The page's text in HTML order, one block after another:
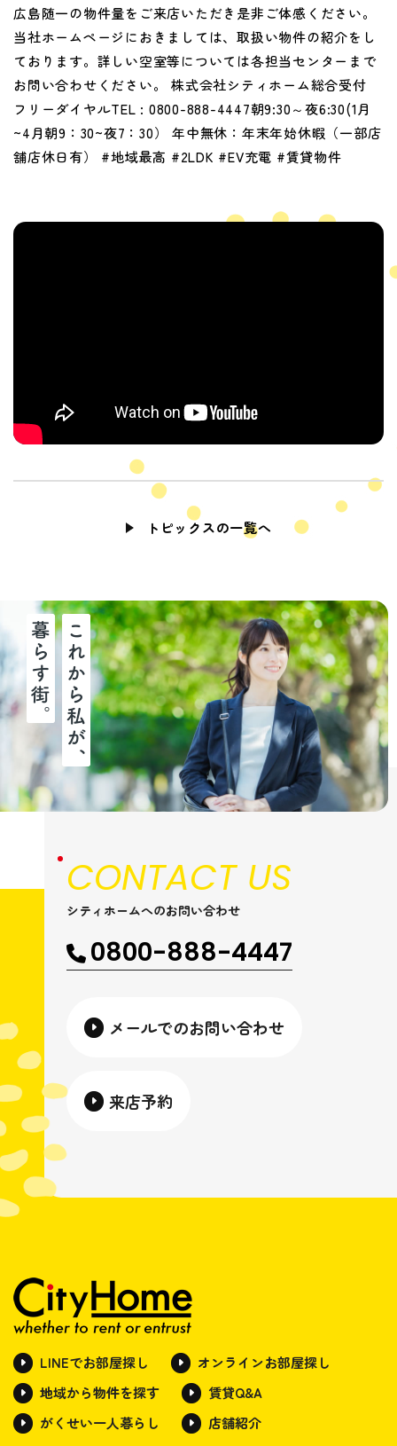
広島随一の物件量をご来店いただき是非ご体感ください。
当社ホームページにおきましては、取扱い物件の紹介をし
ております。詳しい空室等については各担当センターまで
お問い合わせください。 株式会社シティホーム総合受付
フリーダイヤルTEL : 0800-888-4447朝9:30～夜6:30(1月
~4月朝9：30~夜7：30） 年中無休：年末年始休暇（一部店
舗店休日有） #地域最高 #2LDK #EV充電 #賃貸物件
トピックスの一覧へ
CONTACT US
シティホームへのお問い合わせ
0800-888-4447
メールでのお問い合わせ
来店予約
LINEでお部屋探し
オンラインお部屋探し
地域から物件を探す
賃貸Q&A
がくせい一人暮らし
店舗紹介